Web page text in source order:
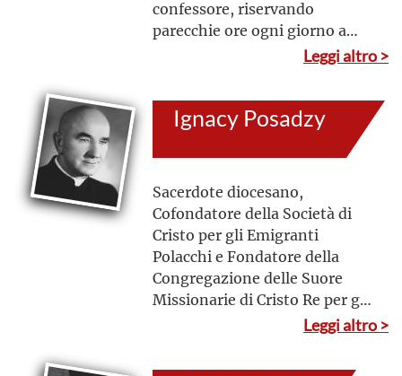
confessore, riservando
parecchie ore ogni giorno a
tale ministero. Si dedicò anche
associazioni parrocchiali e
Leggi altro >
Ignacy Posadzy
Sacerdote diocesano,
Cofondatore della Società di
Cristo per gli Emigranti
Polacchi e Fondatore della
Congregazione delle Suore
Missionarie di Cristo Re per gli
Emigranti Polacchi; fu unLeggi altro >